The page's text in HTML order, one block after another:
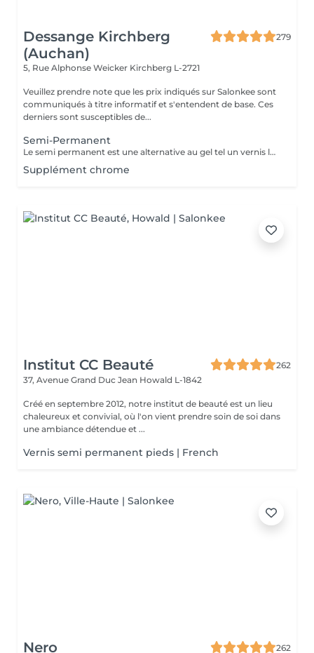
Dessange Kirchberg
(Auchan)
279
5, Rue Alphonse Weicker Kirchberg L-2721
Veuillez prendre note que les prix indiqués sur Salonkee sont
communiqués à titre informatif et s'entendent de base. Ces
derniers sont susceptibles de...
Semi-Permanent
Le semi permanent est une alternative au gel tel un vernis longue durée pour une durée de deux semaines et demi à trois semaines de tenue (maximum ) Le retrait doit se faire uniquement au salon et nous le recommandons de manière ponctuelle. La manucure sèche est comprise dans cette prestation . Comme chaque cliente est unique, nous vous invitons à vous rapprocher d'une collaboratrice pour d'avantages d'informations
Supplément chrome
Institut CC Beauté
262
37, Avenue Grand Duc Jean Howald L-1842
Créé en septembre 2012, notre institut de beauté est un lieu
chaleureux et convivial, où l'on vient prendre soin de soi dans
une ambiance détendue et ...
Vernis semi permanent pieds | French
Nero 262